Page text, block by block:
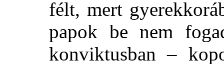
félt, mert
papok be nem
konviktusban –